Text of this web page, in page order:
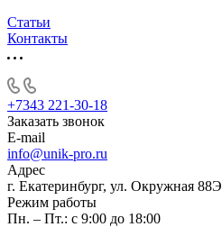
Статьи
Контакты
+7343 221-30-18
Заказать звонок
E-mail
info@unik-pro.ru
Адрес
г. Екатеринбург, ул. Окружная 88Э
Режим работы
Пн. – Пт.: с 9:00 до 18:00